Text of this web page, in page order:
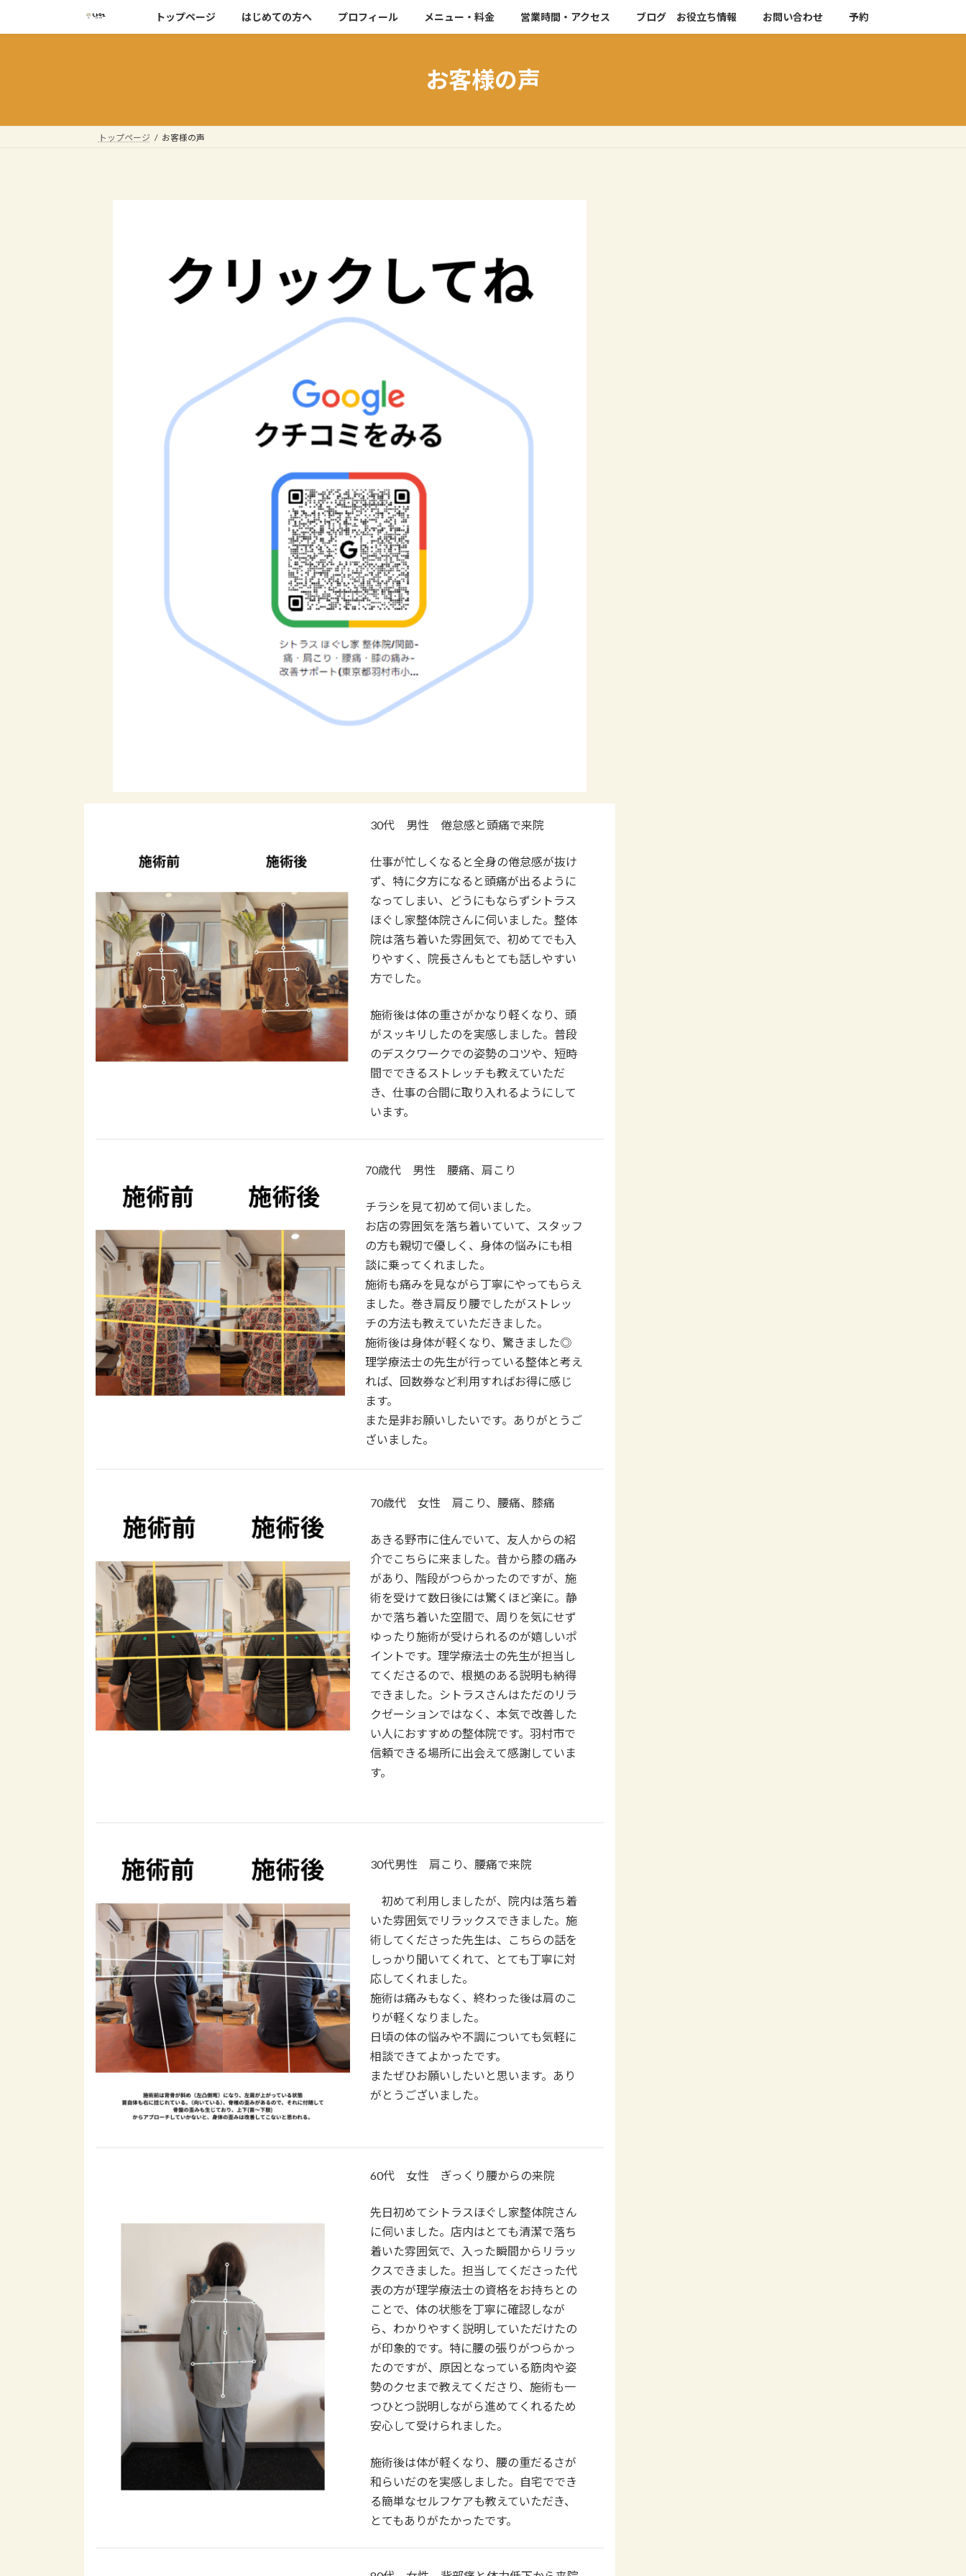
キ
に
トップページ はじめての方へ プロフィール メニュー・料金 営業時間・アクセス ブログ お役立ち情報 お問い合わせ 予約
お客様の声
トップページ お客様の声
30代 男性 倦怠感と頭痛で来院
仕事が忙しくなると全身の倦怠感が抜け
ず、特に夕方になると頭痛が出るように
なってしまい、どうにもならずシトラス
ほぐし家整体院さんに伺いました。整体
院は落ち着いた雰囲気で、初めてでも入
りやすく、院長さんもとても話しやすい
方でした。
施術後は体の重さがかなり軽くなり、頭
がスッキリしたのを実感しました。普段
のデスクワークでの姿勢のコツや、短時
間でできるストレッチも教えていただ
き、仕事の合間に取り入れるようにして
います。
70歳代 男性 腰痛、肩こり
チラシを見て初めて伺いました。
お店の雰囲気を落ち着いていて、スタッフ
の方も親切で優しく、身体の悩みにも相
談に乗ってくれました。
施術も痛みを見ながら丁寧にやってもらえ
ました。巻き肩反り腰でしたがストレッ
チの方法も教えていただきました。
施術後は身体が軽くなり、驚きました◎
理学療法士の先生が行っている整体と考え
れば、回数券など利用すればお得に感じ
ます。
また是非お願いしたいです。ありがとうご
ざいました。
70歳代 女性 肩こり、腰痛、膝痛
あきる野市に住んでいて、友人からの紹
介でこちらに来ました。昔から膝の痛み
があり、階段がつらかったのですが、施
術を受けて数日後には驚くほど楽に。静
かで落ち着いた空間で、周りを気にせず
ゆったり施術が受けられるのが嬉しいポ
イントです。理学療法士の先生が担当し
てくださるので、根拠のある説明も納得
できました。シトラスさんはただのリラ
クゼーションではなく、本気で改善した
い人におすすめの整体院です。羽村市で
信頼できる場所に出会えて感謝していま
す。
30代男性 肩こり、腰痛で来院
初めて利用しましたが、院内は落ち着
いた雰囲気でリラックスできました。施
術してくださった先生は、こちらの話を
しっかり聞いてくれて、とても丁寧に対
応してくれました。
​施術は痛みもなく、終わった後は肩のこ
りが軽くなりました。
日頃の体の悩みや不調についても気軽に
相談できてよかったです。
​またぜひお願いしたいと思います。あり
がとうございました。
60代 女性 ぎっくり腰からの来院
先日初めてシトラスほぐし家整体院さん
に伺いました。店内はとても清潔で落ち
着いた雰囲気で、入った瞬間からリラッ
クスできました。担当してくださった代
表の方が理学療法士の資格をお持ちとの
ことで、体の状態を丁寧に確認しなが
ら、わかりやすく説明していただけたの
が印象的です。特に腰の張りがつらかっ
たのですが、原因となっている筋肉や姿
勢のクセまで教えてくださり、施術も一
つひとつ説明しながら進めてくれるため
安心して受けられました。
施術後は体が軽くなり、腰の重だるさが
和らいだのを実感しました。自宅ででき
る簡単なセルフケアも教えていただき、
とてもありがたかったです。